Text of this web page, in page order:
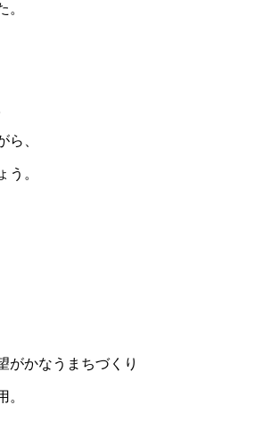
。
ら、
う。
がかなうまちづくり